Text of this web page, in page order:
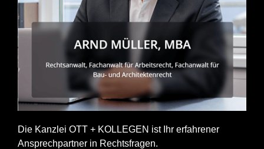
Die Kanzlei OTT + KOLLEGEN ist Ihr erfahrener
Ansprechpartner in Rechtsfragen.